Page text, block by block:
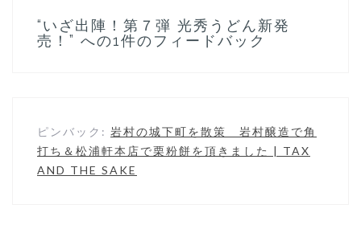
“いざ出陣！第７弾 光秀うどん新発
売！ ” への1件のフィードバック
ピンバック: 岩村の城下町を散策 岩村醸造で角
打ち＆松浦軒本店で栗粉餅を頂きました | TAX
AND THE SAKE